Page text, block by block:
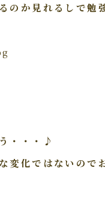
のか見れるしで勉
・・・♪
変化ではないの